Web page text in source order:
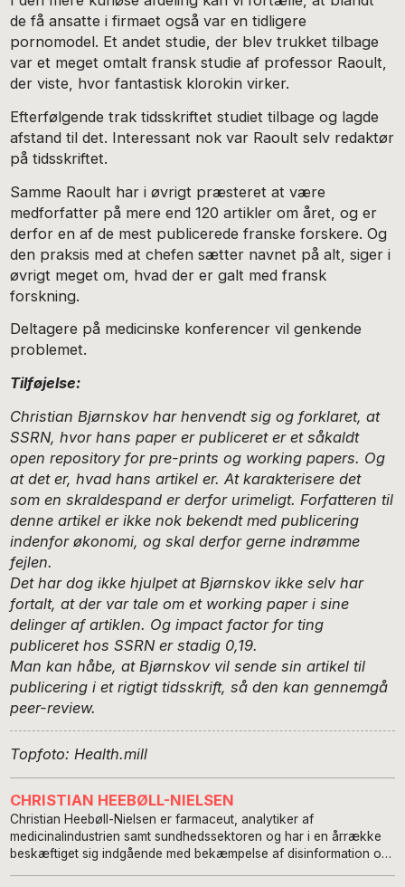
de få ansatte i firmaet også var en tidligere
pornomodel. Et andet studie, der blev trukket tilbage
var et meget omtalt fransk studie af professor Raoult,
der viste, hvor fantastisk klorokin virker.
Efterfølgende trak tidsskriftet studiet tilbage og lagde
afstand til det. Interessant nok var Raoult selv redaktør
på tidsskriftet.
Samme Raoult har i øvrigt præsteret at være
medforfatter på mere end 120 artikler om året, og er
derfor en af de mest publicerede franske forskere. Og
den praksis med at chefen sætter navnet på alt, siger i
øvrigt meget om, hvad der er galt med fransk
forskning.
Deltagere på medicinske konferencer vil genkende
problemet.
Tilføjelse:
Christian Bjørnskov har henvendt sig og forklaret, at
SSRN, hvor hans paper er publiceret er et såkaldt
open repository for pre-prints og working papers. Og
at det er, hvad hans artikel er. At karakterisere det
som en skraldespand er derfor urimeligt. Forfatteren til
denne artikel er ikke nok bekendt med publicering
indenfor økonomi, og skal derfor gerne indrømme
fejlen.
Det har dog ikke hjulpet at Bjørnskov ikke selv har
fortalt, at der var tale om et working paper i sine
delinger af artiklen. Og impact factor for ting
publiceret hos SSRN er stadig 0,19.
Man kan håbe, at Bjørnskov vil sende sin artikel til
publicering i et rigtigt tidsskrift, så den kan gennemgå
peer-review.
Topfoto: Health.mill
CHRISTIAN HEEBØLL-NIELSEN
Christian Heebøll-Nielsen er farmaceut, analytiker af
medicinalindustrien samt sundhedssektoren og har i en årrække
beskæftiget sig indgående med bekæmpelse af disinformation og